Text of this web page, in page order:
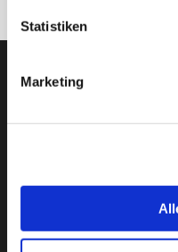
Statistiken
Marketing
USt-IdNr. DK27216129